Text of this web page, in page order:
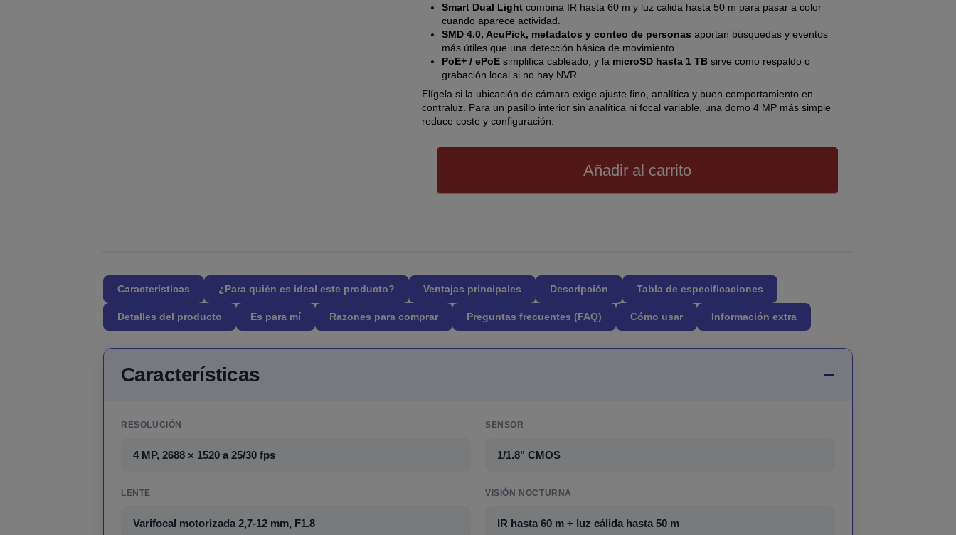
Smart Dual Lightcombina IR hasta 60 m y luz cálida hasta 50 m para pasar a color
cuando aparece actividad.
SMD 4.0, AcuPick, metadatos y conteo de personas aportan búsquedas y eventos
más útiles que una detección básica de movimiento.
PoE+ / ePoEsimplifica cableado, y la microSD hasta 1 TBsirve como respaldo o
grabación local si no hay NVR.
Elígela si la ubicación de cámara exige ajuste fino, analítica y buen comportamiento en
contraluz. Para un pasillo interior sin analítica ni focal variable, una domo 4 MP más simple
reduce coste y configuración.
Añadir al carrito
Características ¿Para quién es ideal este producto? Ventajas principales Descripción Tabla de especificaciones
Detalles del producto Es para mí Razones para comprar Preguntas frecuentes (FAQ) Cómo usar Información extra
Características
RESOLUCIÓN
4 MP, 2688 × 1520 a 25/30 fps
SENSOR
1/1.8" CMOS
LENTE
Varifocal motorizada 2,7-12 mm, F1.8
VISIÓN NOCTURNA
IR hasta 60 m + luz cálida hasta 50 m